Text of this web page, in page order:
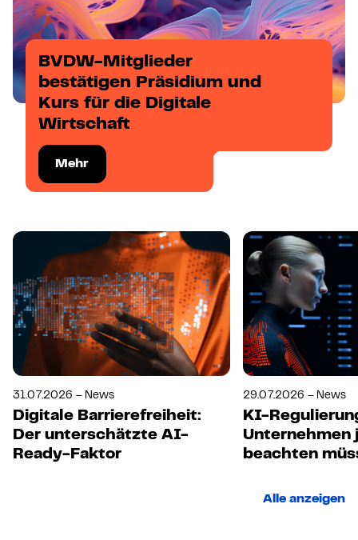
BVDW-Mitglieder
bestätigen Präsidium und
Kurs für die Digitale
Wirtschaft
Mehr
31.07.2026 – News
Digitale Barrierefreiheit:
Der unterschätzte AI-
Ready-Faktor
29.07.2026 – News
KI-
Unternehmen
beachten
Alle anzeigen